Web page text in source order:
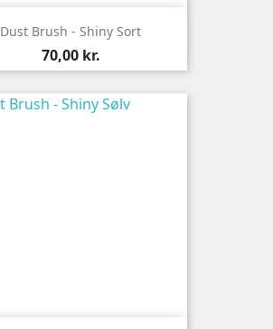
Dust Brush - Shiny Sort
Pris
70,00 kr.